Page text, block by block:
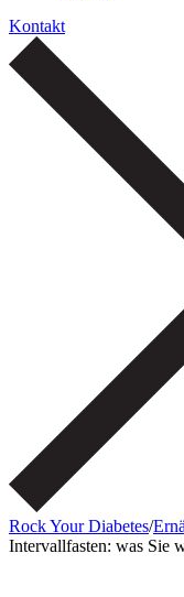
Kontakt
Rock Your Diabetes/
Intervallfasten: was Sie